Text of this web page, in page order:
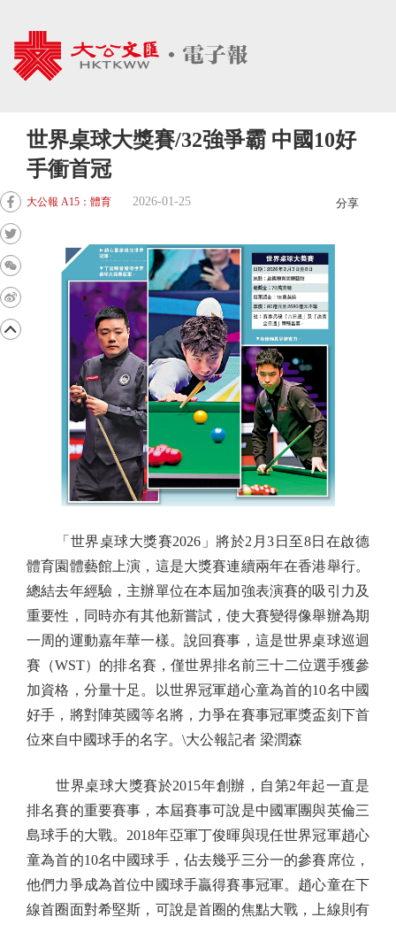
世界桌球大獎賽/32強爭霸 中國10好
手衝首冠
大公報 A15：體育 2026-01-25 分享
「世界桌球大獎賽2026」將於2月3日至8日在啟德
體育園體藝館上演，這是大獎賽連續兩年在香港舉行。
總結去年經驗，主辦單位在本屆加強表演賽的吸引力及
重要性，同時亦有其他新嘗試，使大賽變得像舉辦為期
一周的運動嘉年華一樣。說回賽事，這是世界桌球巡迴
賽（WST）的排名賽，僅世界排名前三十二位選手獲參
加資格，分量十足。以世界冠軍趙心童為首的10名中國
好手，將對陣英國等名將，力爭在賽事冠軍獎盃刻下首
位來自中國球手的名字。\大公報記者 梁潤森
世界桌球大獎賽於2015年創辦，自第2年起一直是
排名賽的重要賽事，本屆賽事可說是中國軍團與英倫三
島球手的大戰。2018年亞軍丁俊暉與現任世界冠軍趙心
童為首的10名中國球手，佔去幾乎三分一的參賽席位，
他們力爭成為首位中國球手贏得賽事冠軍。趙心童在下
線首圈面對希堅斯，可說是首圈的焦點大戰，上線則有